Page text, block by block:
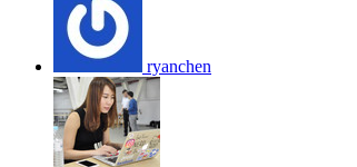
ryanchen